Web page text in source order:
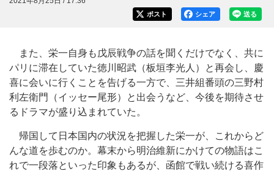
送る
シェア
ポスト
また、栄一自身も戊辰戦争の話を聞くだけでなく、共に
パリに滞在していた徳川昭武（板垣李光人）と再会し、慶
喜に会いに行くことを告げる一方で、三井組番頭の三野村
利左衛門（イッセー尾形）と出会うなど、今後を期待させ
るドラマが盛り込まれていた。
帰国して日本国内の状況を把握した栄一が、これからど
んな道を歩むのか。幕末から明治維新にかけての物語はこ
れで一段落といった印象もあるが、函館で戦い続ける喜作